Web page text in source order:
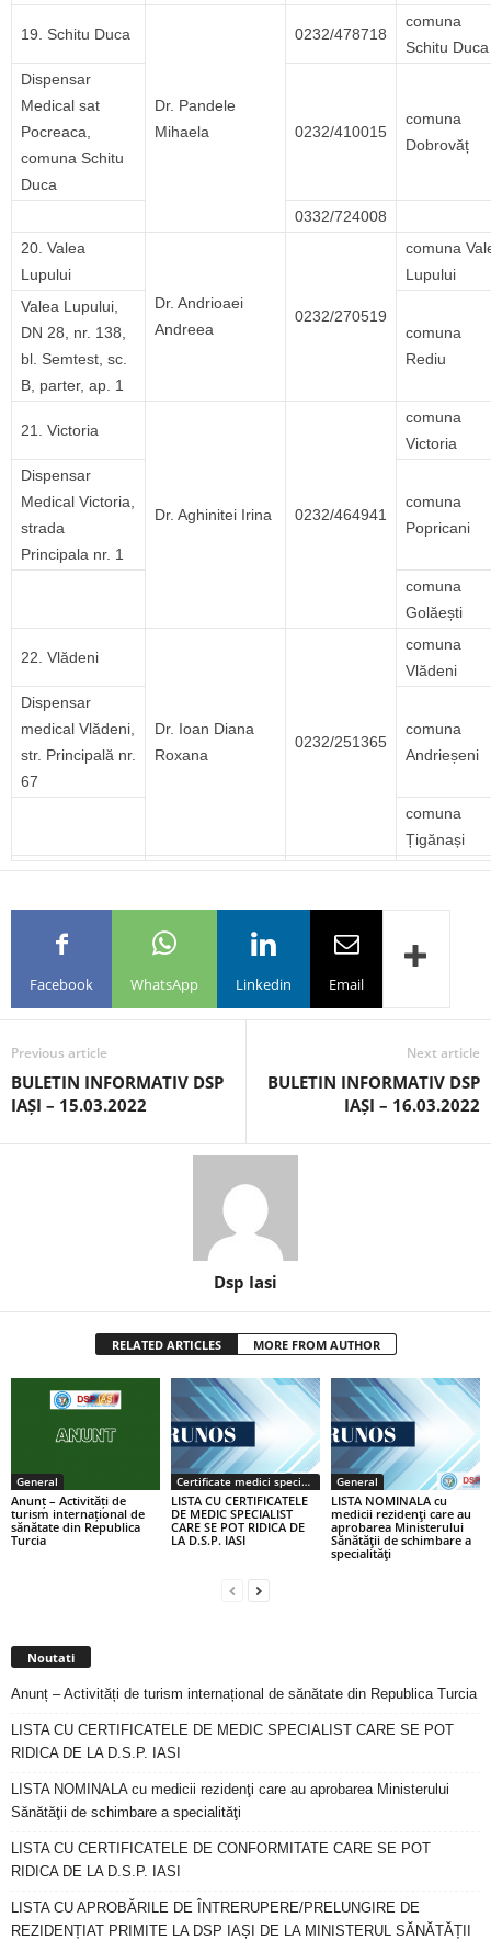
19. Schitu Duca
Dr. Pandele
Mihaela
0232/478718
comuna
Schitu Duca
Dispensar
Medical sat
Pocreaca,
comuna Schitu
Duca
0232/410015
comuna
Dobrovăț
0332/724008
20. Valea
Lupului
Dr. Andrioaei
Andreea
0232/270519
comuna
Lupului
Valea Lupului,
DN 28, nr. 138,
bl. Semtest, sc.
B, parter, ap. 1
comuna
Rediu
21. Victoria
Dr. Aghinitei Irina 0232/464941
comuna
Victoria
Dispensar
Medical Victoria,
strada
Principala nr. 1
comuna
Popricani
comuna
Golăești
22. Vlădeni
Dr. Ioan Diana
Roxana
0232/251365
comuna
Vlădeni
Dispensar
medical Vlădeni,
str. Principală nr.
67
comuna
Andrieșeni
comuna
Țigănași
Facebook WhatsApp Linkedin Email
Previous article
BULETIN INFORMATIV DSP
IAȘI – 15.03.2022
Next article
BULETIN INFORMATIV DSP
IAȘI – 16.03.2022
Dsp Iasi
RELATED ARTICLES MORE FROM AUTHOR
General
Anunț – Activități de
turism internațional de
sănătate din Republica
Turcia
Certificate medici specialiști / primari
LISTA CU CERTIFICATELE
DE MEDIC SPECIALIST
CARE SE POT RIDICA DE
LA D.S.P. IASI
General
LISTA NOMINALA cu
medicii rezidenţi care au
aprobarea Ministerului
Sănătăţii de schimbare a
specialităţi
Noutati
Anunț – Activități de turism internațional de sănătate din Republica Turcia
LISTA CU CERTIFICATELE DE MEDIC SPECIALIST CARE SE POT
RIDICA DE LA D.S.P. IASI
LISTA NOMINALA cu medicii rezidenţi care au aprobarea Ministerului
Sănătăţii de schimbare a specialităţi
LISTA CU CERTIFICATELE DE CONFORMITATE CARE SE POT
RIDICA DE LA D.S.P. IASI
LISTA CU APROBĂRILE DE ÎNTRERUPERE/PRELUNGIRE DE
REZIDENȚIAT PRIMITE LA DSP IAȘI DE LA MINISTERUL SĂNĂTĂȚII